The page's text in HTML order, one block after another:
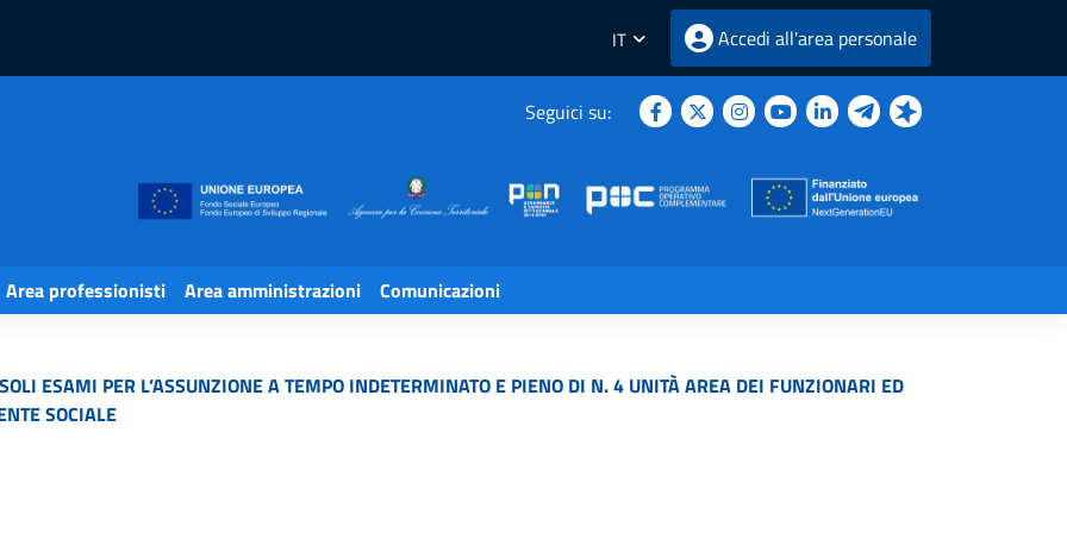
IT Accedi all'area personale
Seguici su:
Area professionisti Area amministrazioni Comunicazioni
ESAMI PER L’ASSUNZIONE A TEMPO INDETERMINATO E PIENO DI N. 4 UNITÀ AREA DEI FUNZIONARI ED
SOCIALE